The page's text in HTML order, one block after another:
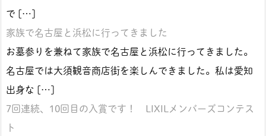
で […]
家族で名古屋と浜松に行ってきました
お墓参りを兼ねて家族で名古屋と浜松に行ってきました。
名古屋では大須観音商店街を楽しんできました。私は愛知
出身な […]
7回連続、10回目の入賞です！ LIXILメンバーズコンテス
ト